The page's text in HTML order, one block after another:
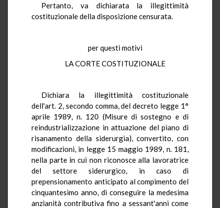
Pertanto, va dichiarata la illegittimità
costituzionale della disposizione censurata.
per questi motivi
LA CORTE COSTITUZIONALE
Dichiara la illegittimità costituzionale
dell'art. 2, secondo comma, del decreto legge 1°
aprile 1989, n. 120 (Misure di sostegno e di
reindustrializzazione in attuazione del piano di
risanamento della siderurgia), convertito, con
modificazioni, in legge 15 maggio 1989, n. 181,
nella parte in cui non riconosce alla lavoratrice
del settore siderurgico, in caso di
prepensionamento anticipato al compimento del
cinquantesimo anno, di conseguire la medesima
anzianità contributiva fino a sessant'anni come